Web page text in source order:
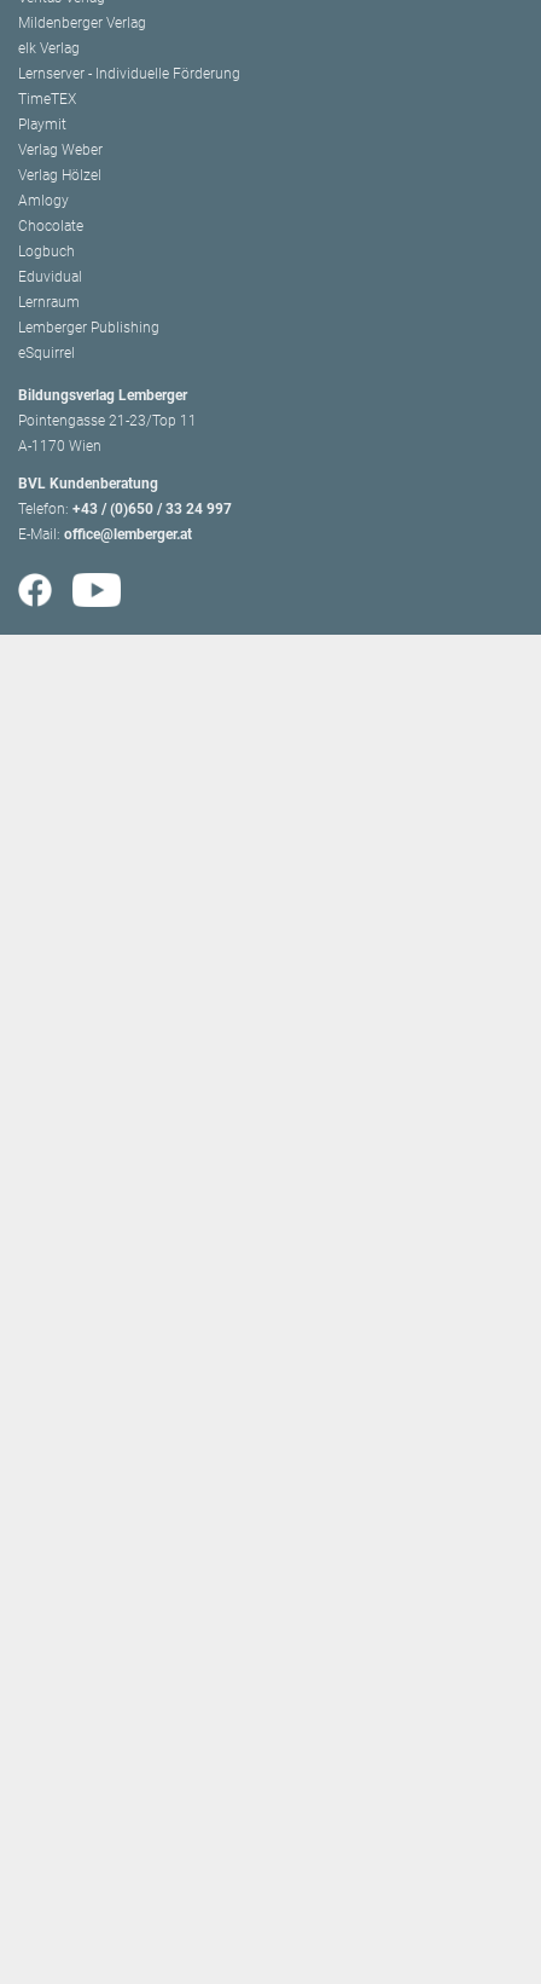
Mildenberger Verlag
elk Verlag
Lernserver - Individuelle Förderung
TimeTEX
Playmit
Verlag Weber
Verlag Hölzel
Amlogy
Chocolate
Logbuch
Eduvidual
Lernraum
Lemberger Publishing
eSquirrel
Bildungsverlag Lemberger
Pointengasse 21-23/Top 11
A-1170 Wien
BVL Kundenberatung
Telefon: +43 / (0)650 / 33 24 997
E-Mail: office@lemberger.at